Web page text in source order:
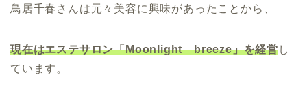
鳥居千春さんは元々美容に興味があったことから、
現在はエステサロン「Moonlight breeze」を経営し
ています。